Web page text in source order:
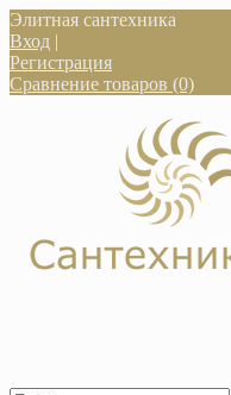
Элитная сантехника
Вход |
Регистрация
Сравнение товаров (0)